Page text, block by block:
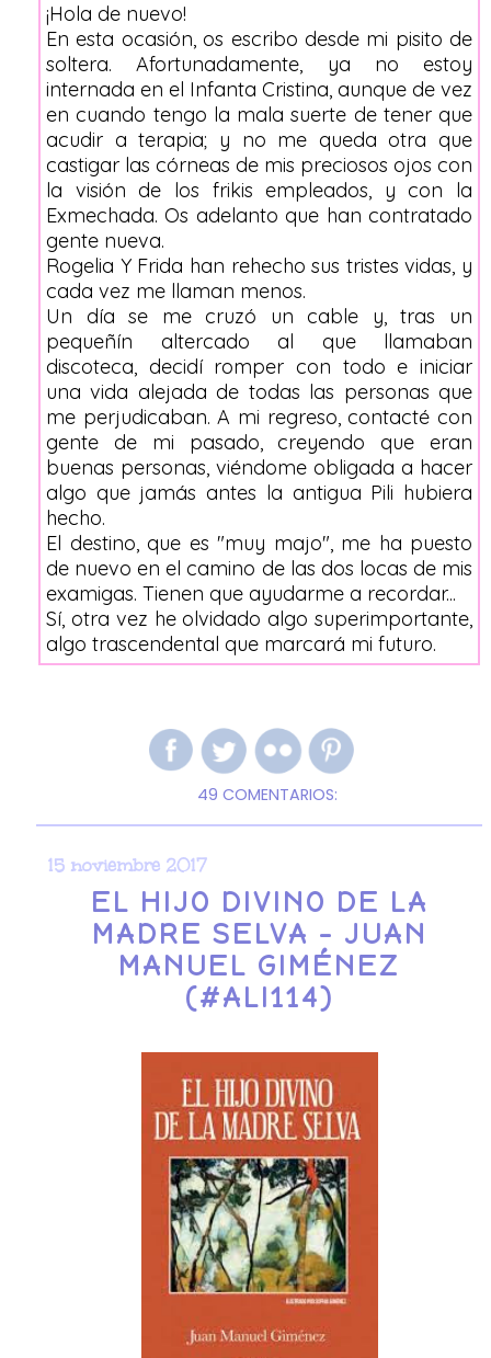
¡Hola de nuevo!
En esta ocasión, os escribo desde mi pisito de
soltera. Afortunadamente, ya no estoy
internada en el Infanta Cristina, aunque de vez
en cuando tengo la mala suerte de tener que
acudir a terapia; y no me queda otra que
castigar las córneas de mis preciosos ojos con
la visión de los frikis empleados, y con la
Exmechada. Os adelanto que han contratado
gente nueva.
Rogelia Y Frida han rehecho sus tristes vidas, y
cada vez me llaman menos.
Un día se me cruzó un cable y, tras un
pequeñín altercado al que llamaban
discoteca, decidí romper con todo e iniciar
una vida alejada de todas las personas que
me perjudicaban. A mi regreso, contacté con
gente de mi pasado, creyendo que eran
buenas personas, viéndome obligada a hacer
algo que jamás antes la antigua Pili hubiera
hecho.
El destino, que es "muy majo", me ha puesto
de nuevo en el camino de las dos locas de mis
examigas. Tienen que ayudarme a recordar...
Sí, otra vez he olvidado algo superimportante,
algo trascendental que marcará mi futuro.
49 COMENTARIOS:
15 noviembre 2017
EL HIJO DIVINO DE LA
MADRE SELVA - JUAN
MANUEL GIMÉNEZ
(#ALI114)